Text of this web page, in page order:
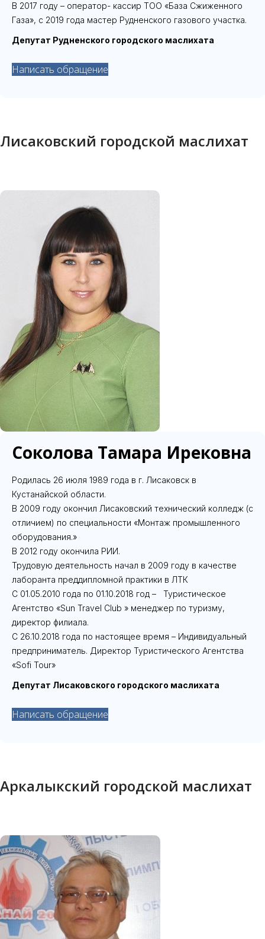
В 2017 году – оператор- кассир ТОО «База Сжиженного
Газа», с 2019 года мастер Рудненского газового участка.
Депутат Рудненского городского маслихата
Написать обращение
Лисаковский городской маслихат
Соколова Тамара Ирековна
Родилась 26 июля 1989 года в г. Лисаковск в
Кустанайской области.
В 2009 году окончил Лисаковский технический колледж (с
отличием) по специальности «Монтаж промышленного
оборудования.»
В 2012 году окончила РИИ.
Трудовую деятельность начал в 2009 году в качестве
лаборанта преддипломной практики в ЛТК
С 01.05.2010 года по 01.10.2018 год – Туристическое
Агентство «Sun Travel Club » менеджер по туризму,
директор филиала.
С 26.10.2018 года по настоящее время – Индивидуальный
предприниматель. Директор Туристического Агентства
«Sofi Tour»
Депутат Лисаковского городского маслихата
Написать обращение
Аркалыкский городской маслихат